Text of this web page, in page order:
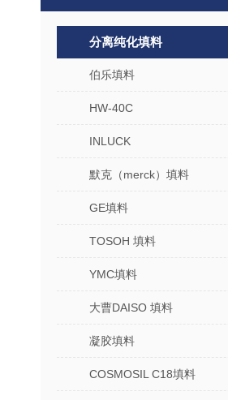
分离纯化填料
伯乐填料
HW-40C
INLUCK
默克（merck）填料
GE填料
TOSOH 填料
YMC填料
大曹DAISO 填料
凝胶填料
COSMOSIL C18填料